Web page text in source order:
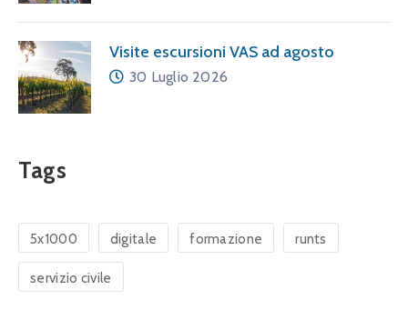
Visite escursioni VAS ad agosto
30 Luglio 2026
Tags
5x1000 digitale formazione runts
servizio civile